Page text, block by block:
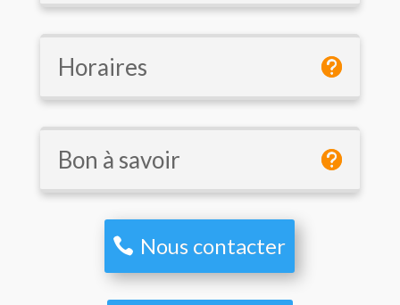
Horaires
Bon à savoir
Nous contacter